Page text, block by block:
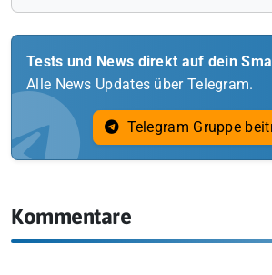
Tests und News direkt auf dein
Alle News Updates über Telegram.
Telegram Gruppe
Kommentare